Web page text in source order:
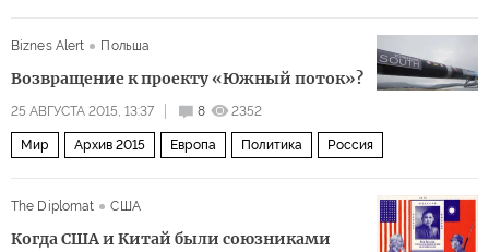
Biznes Alert Польша
Возвращение к проекту «Южный поток»?
25 АВГУСТА 2015, 13:37 8 2352
Мир Архив 2015 Европа Политика Россия
The Diplomat США
Когда США и Китай были союзниками